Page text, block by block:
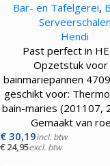
Bar- en Tafelgerei,
Serveerschalen
Hendi
Past perfect in
Opzetstuk voor
bainmariepannen
geschikt voor:
bain-maries (201107,
Gemaakt van
€ 30,19incl. btw
€ 24,95excl. btw